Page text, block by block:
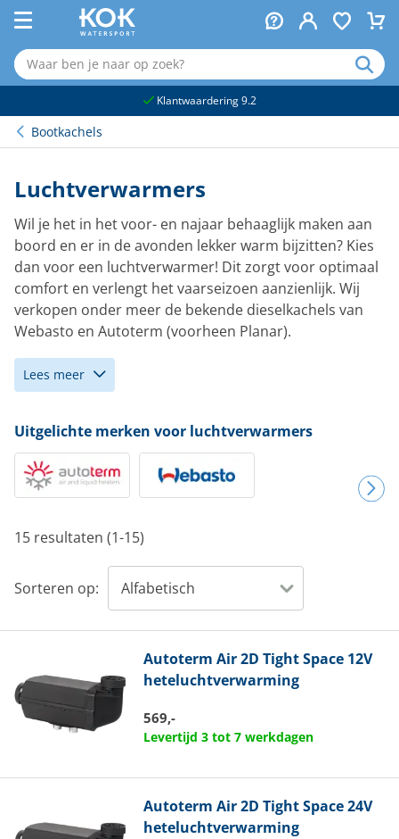
Klantwaardering 9.2
Bootkachels
Luchtverwarmers
Wil je het in het voor- en najaar behaaglijk maken aan
boord en er in de avonden lekker warm bijzitten? Kies
dan voor een luchtverwarmer! Dit zorgt voor optimaal
comfort en verlengt het vaarseizoen aanzienlijk. Wij
verkopen onder meer de bekende dieselkachels van
Webasto en Autoterm (voorheen Planar).
Lees meer
Uitgelichte merken voor luchtverwarmers
15 resultaten (1-15)
Sorteren op:
Autoterm Air 2D Tight Space 12V
heteluchtverwarming
569,-
Levertijd 3 tot 7 werkdagen
Autoterm Air 2D Tight Space 24V
heteluchtverwarming